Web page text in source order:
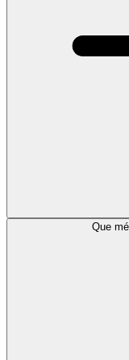
Que